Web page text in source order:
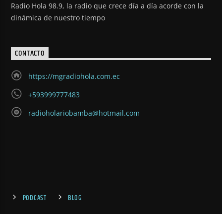
Radio Hola 98.9, la radio que crece día a día acorde con la
dinámica de nuestro tiempo
CONTACTO
https://mgradiohola.com.ec
+593999777483
radioholariobamba@hotmail.com
PODCAST BLOG